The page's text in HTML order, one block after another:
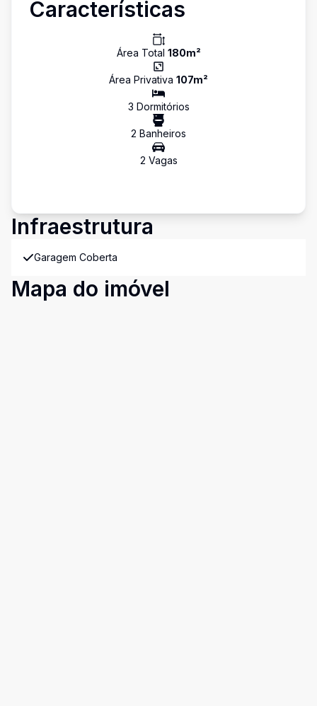
Características
Área Total 180m²
Área Privativa 107m²
3 Dormitórios
2 Banheiros
2 Vagas
Infraestrutura
Garagem Coberta
Mapa do imóvel